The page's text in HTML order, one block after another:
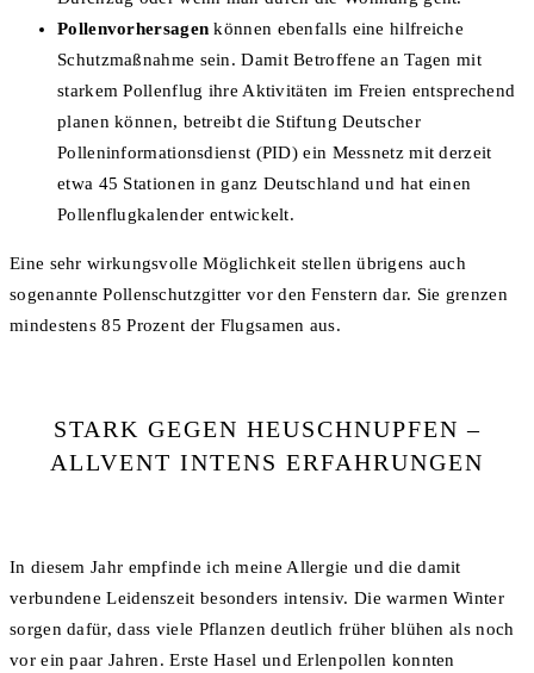
Pollenvorhersagen können ebenfalls eine hilfreiche
Schutzmaßnahme sein. Damit Betroffene an Tagen mit
starkem Pollenflug ihre Aktivitäten im Freien entsprechend
planen können, betreibt die Stiftung Deutscher
Polleninformationsdienst (PID) ein Messnetz mit derzeit
etwa 45 Stationen in ganz Deutschland und hat einen
Pollenflugkalender entwickelt.
Eine sehr wirkungsvolle Möglichkeit stellen übrigens auch
sogenannte Pollenschutzgitter vor den Fenstern dar. Sie grenzen
mindestens 85 Prozent der Flugsamen aus.
STARK GEGEN HEUSCHNUPFEN –
ALLVENT INTENS ERFAHRUNGEN
In diesem Jahr empfinde ich meine Allergie und die damit
verbundene Leidenszeit besonders intensiv. Die warmen Winter
sorgen dafür, dass viele Pflanzen deutlich früher blühen als noch
vor ein paar Jahren. Erste Hasel und Erlenpollen konnten